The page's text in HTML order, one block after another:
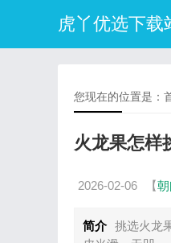
虎丫优选下载
您现在的位置是：
火龙果怎样
2026-02-06 【
简介 挑选火龙